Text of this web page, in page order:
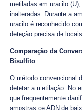
metiladas em uracilo
inalteradas. Durante a
uracilo é reconhecido
deteção precisa de
Comparação da
Bisulfito
O método convencional
detetar a metilação. No
que frequentemente
amostras de ADN de